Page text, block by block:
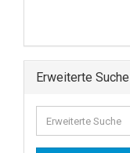
Erweiterte Suche